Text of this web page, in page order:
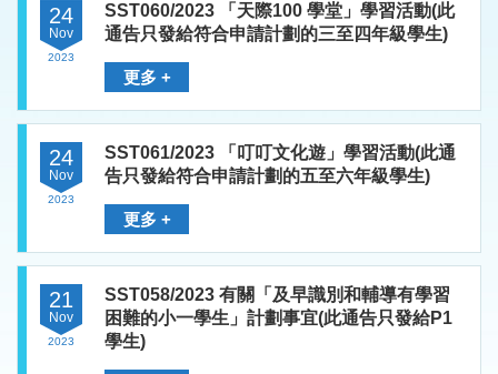
24
Nov
2023
SST060/2023 「天際100 學堂」學習活動(此
通告只發給符合申請計劃的三至四年級學生)
更多 +
24
Nov
2023
SST061/2023 「叮叮文化遊」學習活動(此通
告只發給符合申請計劃的五至六年級學生)
更多 +
21
Nov
2023
SST058/2023 有關「及早識別和輔導有學習
困難的小一學生」計劃事宜(此通告只發給P1
學生)